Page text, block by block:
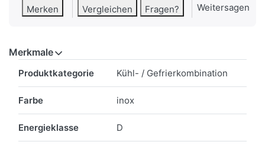
Merken Vergleichen Fragen? Weitersagen
Merkmale
Produktkategorie Kühl- / Gefrierkombination
Farbe inox
Energieklasse D